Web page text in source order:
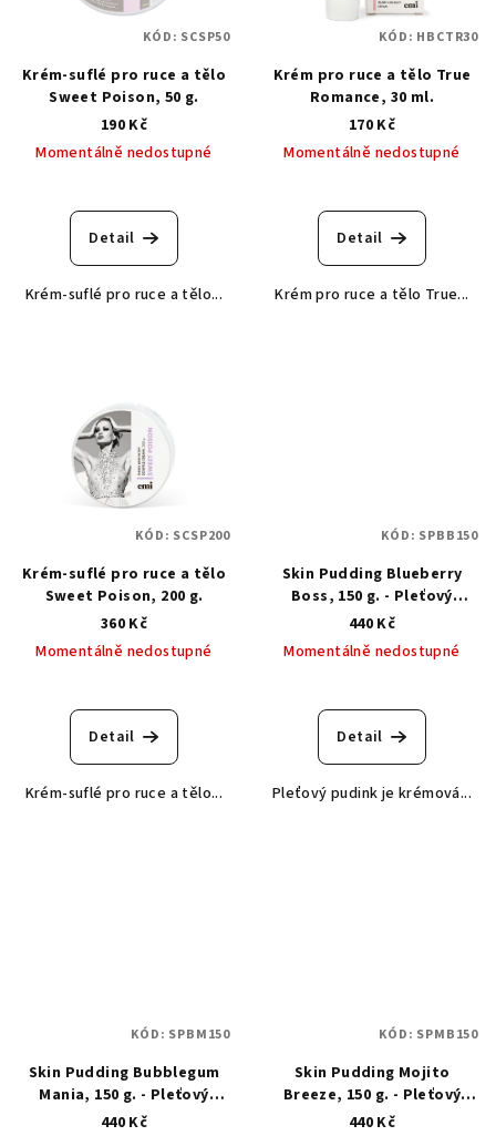
Krém-suflé pro ruce a tělo
Sweet Poison, 50 g.
190 Kč
Momentálně nedostupné
Detail
Krém-suflé pro ruce a tělo...
KÓD: SCSP50
Krém pro ruce a tělo True
Romance, 30 ml.
170 Kč
Momentálně nedostupné
Detail
Krém pro ruce a tělo True...
KÓD: HBCTR30
Krém-suflé pro ruce a tělo
Sweet Poison, 200 g.
360 Kč
Momentálně nedostupné
Detail
Krém-suflé pro ruce a tělo...
KÓD: SCSP200
Skin Pudding Blueberry
Boss, 150 g. - Pleťový
pudink borůvkový boss
440 Kč
Momentálně nedostupné
Detail
Pleťový pudink je krémová...
KÓD: SPBB150
Skin Pudding Bubblegum
Mania, 150 g. - Pleťový
pudink žvýkačková mánie
440 Kč
KÓD: SPBM150
Skin Pudding Mojito
Breeze, 150 g. - Pleťový
pudink mojito koktejl
440 Kč
KÓD: SPMB150